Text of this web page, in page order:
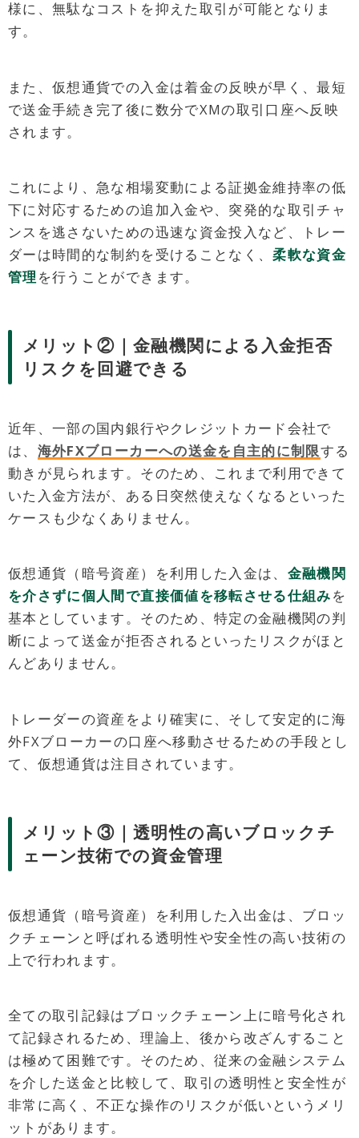
様に、無駄なコストを抑えた取引が可能となりま
す。
また、仮想通貨での入金は着金の反映が早く、最短
で送金手続き完了後に数分でXMの取引口座へ反映
されます。
これにより、急な相場変動による証拠金維持率の低
下に対応するための追加入金や、突発的な取引チャ
ンスを逃さないための迅速な資金投入など、トレー
ダーは時間的な制約を受けることなく、柔軟な資金
管理 を行うことができます。
メリット②｜金融機関による入金拒否
リスクを回避できる
近年、一部の国内銀行やクレジットカード会社で
は、 海外FXブローカーへの送金を自主的に制限する
動きが見られます。そのため、これまで利用できて
いた入金方法が、ある日突然使えなくなるといった
ケースも少なくありません。
仮想通貨（暗号資産）を利用した入金は、 金融機関
を介さずに個人間で直接価値を移転させる仕組みを
基本としています。そのため、特定の金融機関の判
断によって送金が拒否されるといったリスクがほと
んどありません。
トレーダーの資産をより確実に、そして安定的に海
外FXブローカーの口座へ移動させるための手段とし
て、仮想通貨は注目されています。
メリット③｜透明性の高いブロックチ
ェーン技術での資金管理
仮想通貨（暗号資産）を利用した入出金は、ブロッ
クチェーンと呼ばれる透明性や安全性の高い技術の
上で行われます。
全ての取引記録はブロックチェーン上に暗号化され
て記録されるため、理論上、後から改ざんすること
は極めて困難です。そのため、従来の金融システム
を介した送金と比較して、取引の透明性と安全性が
非常に高く、不正な操作のリスクが低いというメリ
ットがあります。